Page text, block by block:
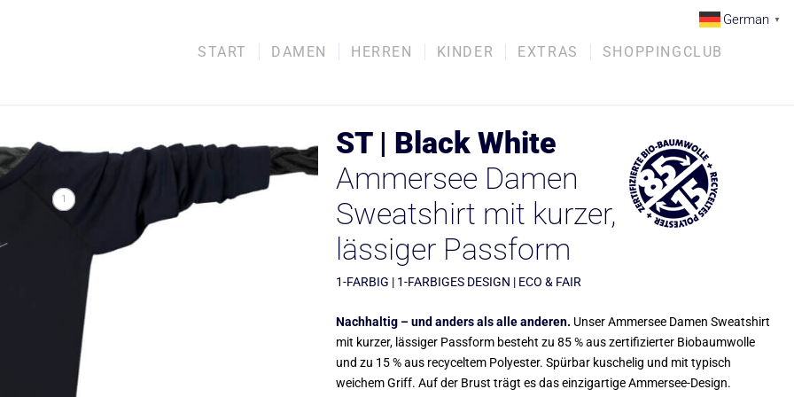
German ▼
START DAMEN HERREN KINDER EXTRAS SHOPPINGCLUB
1
ST | Black White
Ammersee Damen
Sweatshirt mit kurzer,
lässiger Passform
1-FARBIG | 1-FARBIGES DESIGN | ECO & FAIR
Nachhaltig – und anders als alle anderen. Unser Ammersee Damen Sweatshirt
mit kurzer, lässiger Passform besteht zu 85 % aus zertifizierter Biobaumwolle
und zu 15 % aus recyceltem Polyester. Spürbar kuschelig und mit typisch
weichem Griff. Auf der Brust trägt es das einzigartige Ammersee-Design.